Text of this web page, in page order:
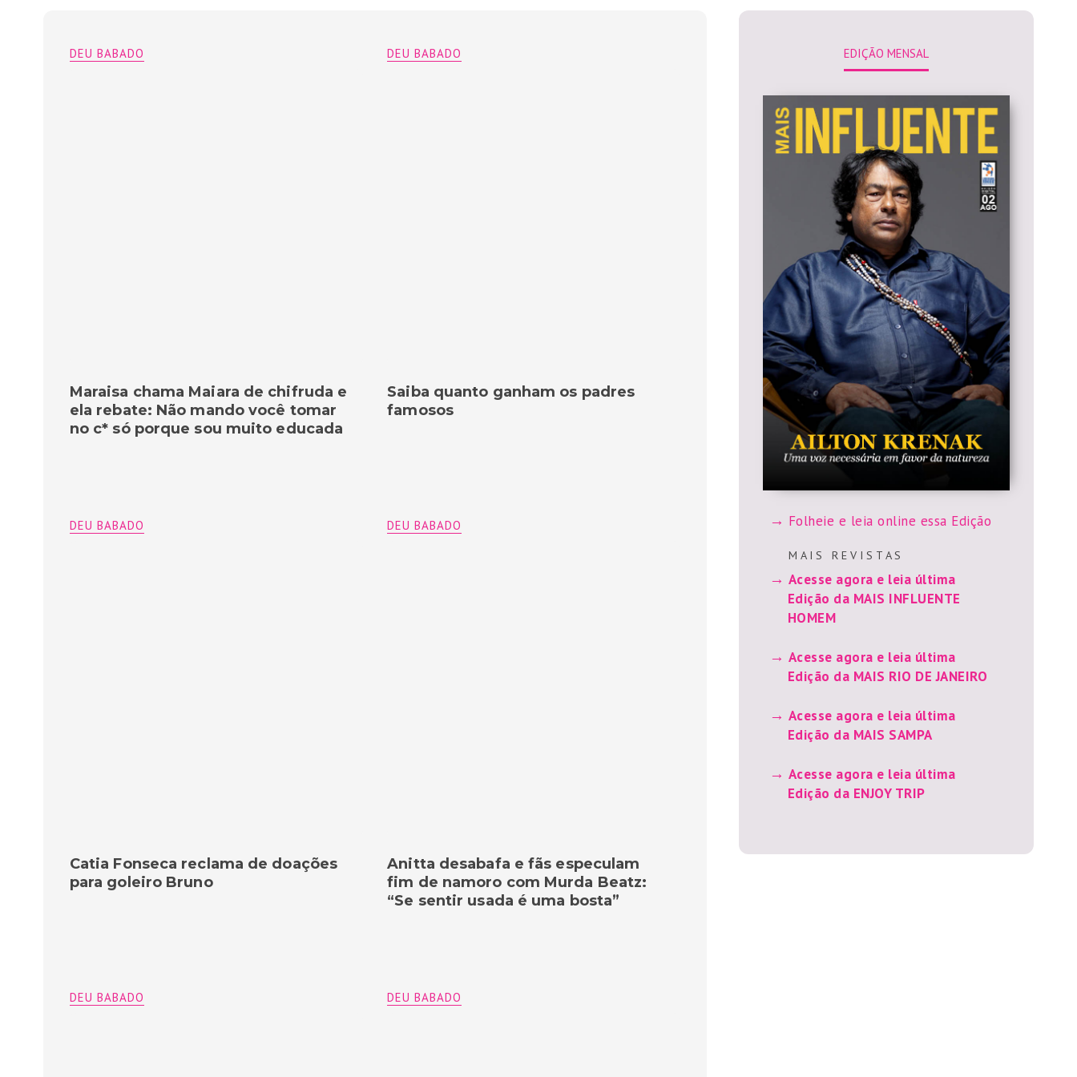
DEU BABADO
Saiba quanto ganham os padres
famosos
DEU BABADO
Maraisa chama Maiara de chifruda e
ela rebate: Não mando você tomar
no c* só porque sou muito educada
DEU BABADO
Anitta desabafa e fãs especulam
fim de namoro com Murda Beatz:
“Se sentir usada é uma bosta”
DEU BABADO
Catia Fonseca reclama de doações
para goleiro Bruno
DEU BABADO
DEU BABADO
EDIÇÃO MENSAL
Folheie e leia online essa Edição
M A I S R E V I S T A S
Acesse agora e leia última
Edição da MAIS INFLUENTE
HOMEM
Acesse agora e leia última
Edição da MAIS RIO DE JANEIRO
Acesse agora e leia última
Edição da MAIS SAMPA
Acesse agora e leia última
Edição da ENJOY TRIP